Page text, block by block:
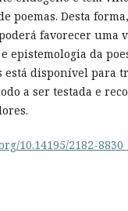
poemas. Desta
favorecer uma
epistemologia da
está disponível para
a ser testada e
10.14195/2182-